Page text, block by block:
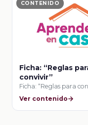
CONTENIDO
Ficha: “Reglas
convivir”
Ficha: “Reglas para
Ver contenido